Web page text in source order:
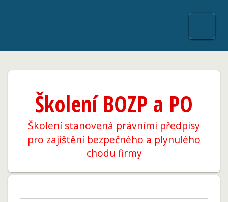
Školení BOZP a PO
Školení stanovená právními předpisy
pro zajištění bezpečného a plynulého
chodu firmy